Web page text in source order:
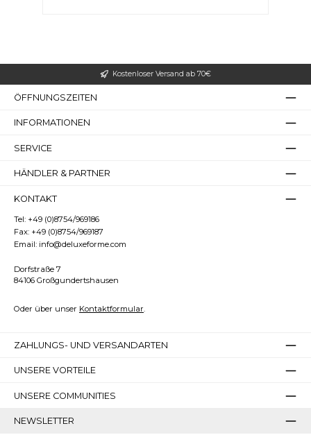
Kostenloser Versand ab 70€
ÖFFNUNGSZEITEN
INFORMATIONEN
SERVICE
HÄNDLER & PARTNER
KONTAKT
Tel: +49 (0)8754/969186
Fax: +49 (0)8754/969187
Email: info@deluxeforme.com
Dorfstraße 7
84106 Großgundertshausen
Oder über unser Kontaktformular.
ZAHLUNGS- UND VERSANDARTEN
UNSERE VORTEILE
UNSERE COMMUNITIES
NEWSLETTER
Bilder ausblenden